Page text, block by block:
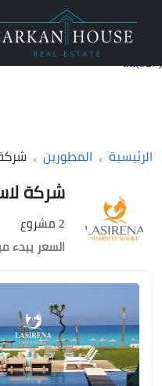
الرئيسية المطورين شركة
شركة
2 مشروع
السعر يبدء